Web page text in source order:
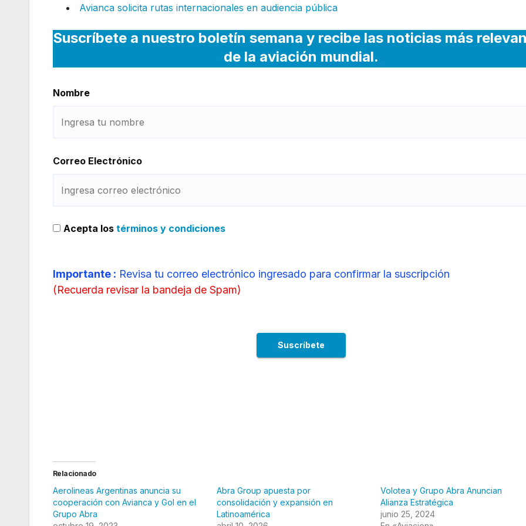
Avianca solicita rutas internacionales en audiencia pública
Suscríbete a nuestro boletín semana y recibe las noticias más
de la aviación mundial.
Nombre
Correo Electrónico
Acepta los términos y condiciones
Importante : Revisa tu correo electrónico ingresado para confirmar la suscripción
(Recuerda revisar la bandeja de Spam)
Relacionado
Aerolineas Argentinas anuncia su
cooperación con Avianca y Gol en el
Grupo Abra
Abra Group apuesta por
consolidación y expansión en
Latinoamérica
Volotea y Grupo Abra Anuncian
Alianza Estratégica
junio 25, 2024